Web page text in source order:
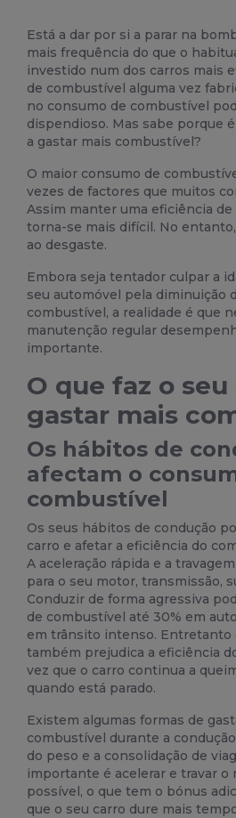
Está a dar por si a parar na
mais frequência do que o
investido num dos carros mais
de combustível alguma vez
no consumo de combustível
dispendioso. Mas sabe porque
a gastar mais combustível?
O maior consumo de
vezes de factores que muitos
Assim manter uma eficiência
torna-se mais difícil. No
ao desgaste.
Embora seja tentador culpar a
seu automóvel pela diminuição
combustível, a realidade é que
manutenção regular
importante.
O que faz o
gastar mais
Os hábitos de
afectam o
combustível
Os seus hábitos de condução
carro e afetar a eficiência do
A aceleração rápida e a travagem
para o seu motor, transmissão,
Conduzir de forma agressiva
de combustível até 30% em
em trânsito intenso. Entretanto
também prejudica a eficiência
vez que o carro continua a
quando está parado.
Existem algumas formas de
combustível durante a
do peso e a consolidação de
importante é acelerar e travar o
possível, o que tem o bónus
que o seu carro dure mais